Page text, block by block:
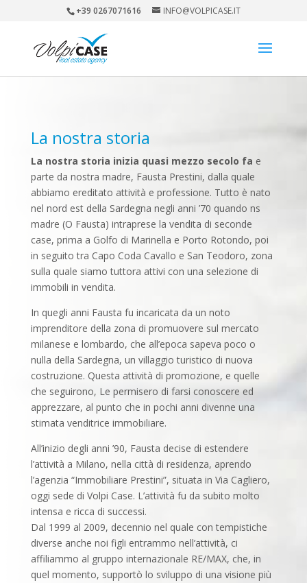
+39 0267071616 INFO@VOLPICASE.IT
La nostra storia
La nostra storia inizia quasi mezzo secolo fa e
parte da nostra madre, Fausta Prestini, dalla quale
abbiamo ereditato attività e professione. Tutto è nato
nel nord est della Sardegna negli anni ’70 quando ns
madre (O Fausta) intraprese la vendita di seconde
case, prima a Golfo di Marinella e Porto Rotondo, poi
in seguito tra Capo Coda Cavallo e San Teodoro, zona
sulla quale siamo tuttora attivi con una selezione di
immobili in vendita.
In quegli anni Fausta fu incaricata da un noto
imprenditore della zona di promuovere sul mercato
milanese e lombardo, che all’epoca sapeva poco o
nulla della Sardegna, un villaggio turistico di nuova
costruzione. Questa attività di promozione, e quelle
che seguirono, Le permisero di farsi conoscere ed
apprezzare, al punto che in pochi anni divenne una
stimata venditrice immobiliare.
All’inizio degli anni ’90, Fausta decise di estendere
l’attività a Milano, nella città di residenza, aprendo
l’agenzia “Immobiliare Prestini”, situata in Via Cagliero,
oggi sede di Volpi Case. L’attività fu da subito molto
intensa e ricca di successi.
Dal 1999 al 2009, decennio nel quale con tempistiche
diverse anche noi figli entrammo nell’attività, ci
affiliammo al gruppo internazionale RE/MAX, che, in
quel momento, supportò lo sviluppo di una visione più